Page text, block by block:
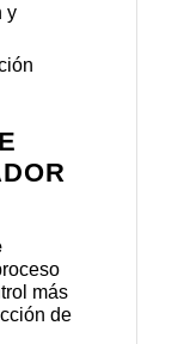
y
más
de